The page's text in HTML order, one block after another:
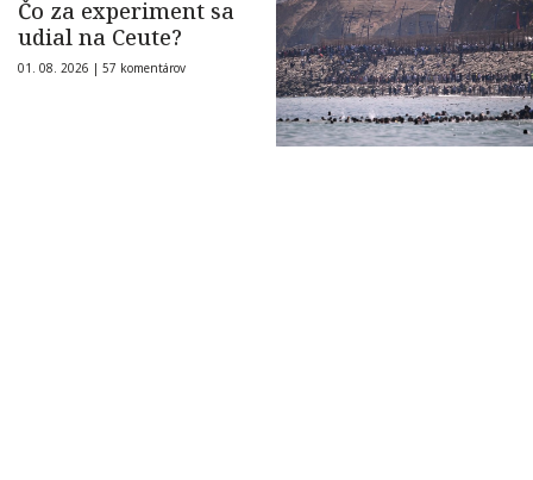
Čo za experiment sa
udial na Ceute?
01. 08. 2026 | 57 komentárov